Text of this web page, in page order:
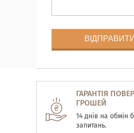
ГАРАНТІЯ
ГРОШЕЙ
14 днів на обмін
запитань.